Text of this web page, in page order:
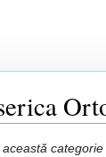
această